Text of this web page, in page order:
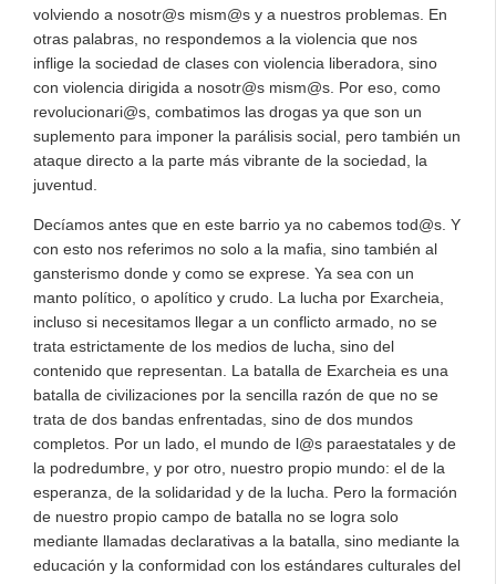
volviendo a nosotr@s mism@s y a nuestros problemas. En
otras palabras, no respondemos a la violencia que nos
inflige la sociedad de clases con violencia liberadora, sino
con violencia dirigida a nosotr@s mism@s. Por eso, como
revolucionari@s, combatimos las drogas ya que son un
suplemento para imponer la parálisis social, pero también un
ataque directo a la parte más vibrante de la sociedad, la
juventud.
Decíamos antes que en este barrio ya no cabemos tod@s. Y
con esto nos referimos no solo a la mafia, sino también al
gansterismo donde y como se exprese. Ya sea con un
manto político, o apolítico y crudo. La lucha por Exarcheia,
incluso si necesitamos llegar a un conflicto armado, no se
trata estrictamente de los medios de lucha, sino del
contenido que representan. La batalla de Exarcheia es una
batalla de civilizaciones por la sencilla razón de que no se
trata de dos bandas enfrentadas, sino de dos mundos
completos. Por un lado, el mundo de l@s paraestatales y de
la podredumbre, y por otro, nuestro propio mundo: el de la
esperanza, de la solidaridad y de la lucha. Pero la formación
de nuestro propio campo de batalla no se logra solo
mediante llamadas declarativas a la batalla, sino mediante la
educación y la conformidad con los estándares culturales del